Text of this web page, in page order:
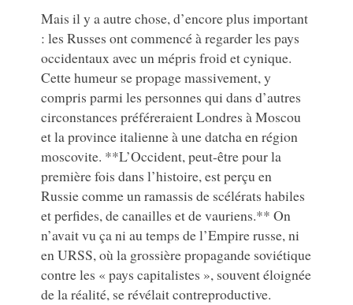
Mais il y a autre chose, d’encore plus important
: les Russes ont commencé à regarder les pays
occidentaux avec un mépris froid et cynique.
Cette humeur se propage massivement, y
compris parmi les personnes qui dans d’autres
circonstances préféreraient Londres à Moscou
et la province italienne à une datcha en région
moscovite. **L’Occident, peut-être pour la
première fois dans l’histoire, est perçu en
Russie comme un ramassis de scélérats habiles
et perfides, de canailles et de vauriens.** On
n’avait vu ça ni au temps de l’Empire russe, ni
en URSS, où la grossière propagande soviétique
contre les « pays capitalistes », souvent éloignée
de la réalité, se révélait contreproductive.